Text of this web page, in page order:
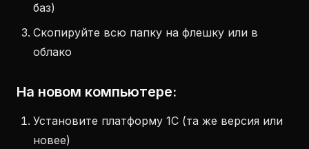
баз)
Скопируйте всю папку на флешку или в
облако
На новом компьютере:
Установите платформу 1С (та же версия или
новее)